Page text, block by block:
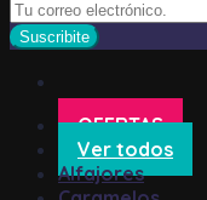
OFERTAS
Ver todos
Alfajores